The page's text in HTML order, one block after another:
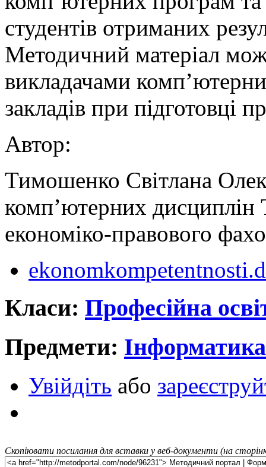
студентів отриманих
Методичний матеріал
викладачами
закладів при підготовці
Автор:
Тимошенко Світлана
комп’ютерних дисциплін
економіко-правового
Класи: Професійна
Предмети: Інформатика
Увійдіть або
Скопіювати посилання для вставки у веб-документи (на